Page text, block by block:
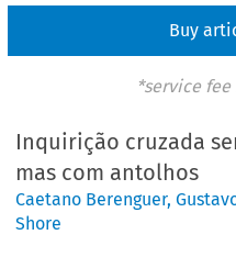
Buy
*service
Inquirição cruzada
mas com antolhos
Caetano Berenguer,
Shore